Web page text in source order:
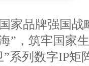
家品牌强国
”，筑牢国家
系列数字IP矩